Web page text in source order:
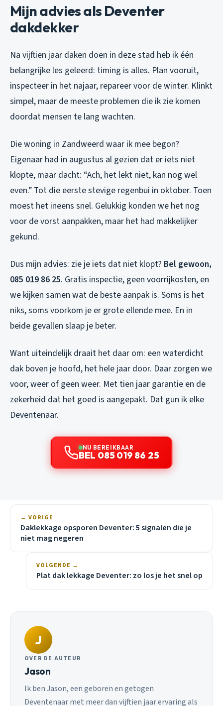
Mijn advies als Deventer
dakdekker
Na vijftien jaar daken doen in deze stad heb ik één
belangrijke les geleerd: timing is alles. Plan vooruit,
inspecteer in het najaar, repareer voor de winter. Klinkt
simpel, maar de meeste problemen die ik zie komen
doordat mensen te lang wachten.
Die woning in Zandweerd waar ik mee begon?
Eigenaar had in augustus al gezien dat er iets niet
klopte, maar dacht: “Ach, het lekt niet, kan nog wel
even.” Tot die eerste stevige regenbui in oktober. Toen
moest het ineens snel. Gelukkig konden we het nog
voor de vorst aanpakken, maar het had makkelijker
gekund.
Dus mijn advies: zie je iets dat niet klopt? Bel gewoon,
085 019 86 25. Gratis inspectie, geen voorrijkosten, en
we kijken samen wat de beste aanpak is. Soms is het
niks, soms voorkom je er grote ellende mee. En in
beide gevallen slaap je beter.
Want uiteindelijk draait het daar om: een waterdicht
dak boven je hoofd, het hele jaar door. Daar zorgen we
voor, weer of geen weer. Met tien jaar garantie en de
zekerheid dat het goed is aangepakt. Dat gun ik elke
Deventenaar.
NU BEREIKBAAR
BEL 085 019 86 25
← VORIGE
Daklekkage opsporen Deventer: 5 signalen die je
niet mag negeren
VOLGENDE →
Plat dak lekkage Deventer: zo los je het snel op
J
OVER DE AUTEUR
Jason
Ik ben Jason, een geboren en getogen
Deventenaar met meer dan vijftien jaar ervaring als